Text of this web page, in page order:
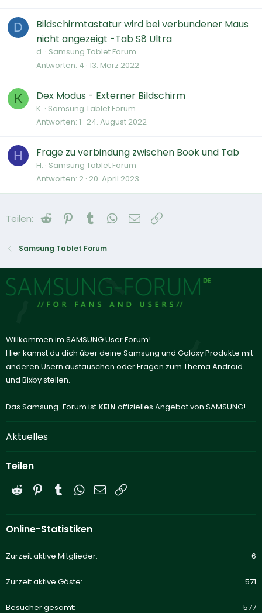
D
Bildschirmtastatur wird bei verbundener Maus
nicht angezeigt -Tab S8 Ultra
d. Samsung Tablet Forum
Antworten 4 13. März 2022
K Dex Modus - Externer Bildschirm
K. Samsung Tablet Forum
Antworten 1 24. August 2022
H Frage zu verbindung zwischen Book und Tab
H. Samsung Tablet Forum
Antworten 2 20. April 2023
Teilen: Reddit Pinterest
Tumblr WhatsApp
E-Mail
Samsung Tablet Forum
Willkommen im SAMSUNG User Forum!
Hier kannst du dich über deine Samsung und Galaxy Produkte mit
anderen Usern austauschen oder Fragen zum Thema Android
und Bixby stellen.
Das Samsung-Forum ist KEIN offizielles Angebot von SAMSUNG!
Aktuelles
Teilen
Reddit PinterestTumblrWhatsApp
E-Mail
Online-Statistiken
Zurzeit aktive Mitglieder 6
Zurzeit aktive Gäste 571
Besucher gesamt 577